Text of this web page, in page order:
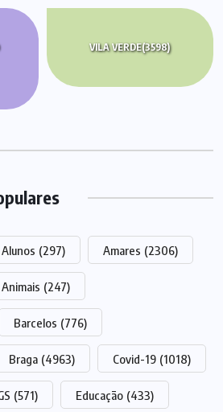
VILA VERDE(3598)
Alunos (297) Amares (2306)
Animais (247)
Barcelos (776)
Braga (4963) Covid-19 (1018)
(571) Educação (433)